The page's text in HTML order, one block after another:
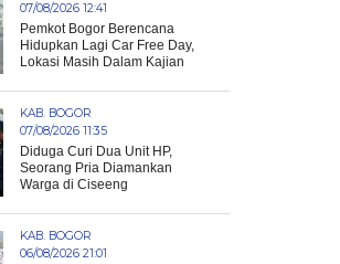
07/08/2026 12:41
Pemkot Bogor Berencana
Hidupkan Lagi Car Free Day,
Lokasi Masih Dalam Kajian
KAB. BOGOR
07/08/2026 11:35
Diduga Curi Dua Unit HP,
Seorang Pria Diamankan
Warga di Ciseeng
KAB. BOGOR
06/08/2026 21:01